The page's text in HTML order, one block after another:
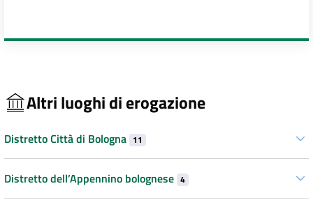
Altri luoghi di erogazione
Distretto Città di Bologna 11
Distretto dell’Appennino bolognese 4